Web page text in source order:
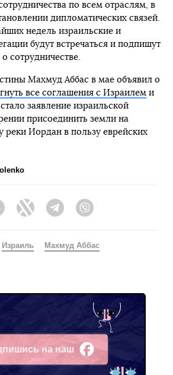
по всем отраслям, в
дипломатических связей.
недель израильские и
будут встречаться и подпишут
сотрудничестве.
Махмуд Аббас в мае объявил о
все соглашения с Израилеми
заявление израильской
присоединить земли на
реки Иордан в пользу еврейских
FacebookTwitter Telegram
Израиль Махмуд Аббас
на наш